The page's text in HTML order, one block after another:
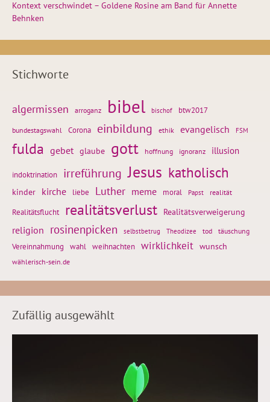
Kontext verschwindet – Goldene Rosine am Band für Annette
Behnken
Stichworte
algermissen arroganz bibel bischof btw2017
bundestagswahl Corona einbildung ethik evangelisch FSM
fulda gebet glaube gott hoffnung ignoranz illusion
indoktrination irreführung Jesus katholisch
kinder kirche liebe Luther meme moral Papst realität
Realitätsflucht realitätsverlust Realitätsverweigerung
religion rosinenpicken selbstbetrug Theodizee tod täuschung
Vereinnahmung wahl weihnachten wirklichkeit wunsch
wählerisch-sein.de
Zufällig ausgewählt